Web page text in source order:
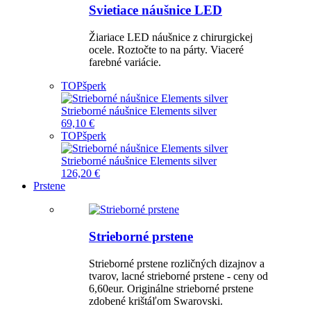
Svietiace náušnice LED
Žiariace LED náušnice z chirurgickej
ocele. Roztočte to na párty. Viaceré
farebné variácie.
TOPšperk
Strieborné náušnice Elements silver
69,10 €
TOPšperk
Strieborné náušnice Elements silver
126,20 €
Prstene
Strieborné prstene
Strieborné prstene rozličných dizajnov a
tvarov, lacné strieborné prstene - ceny od
6,60eur. Originálne strieborné prstene
zdobené krištáľom Swarovski.